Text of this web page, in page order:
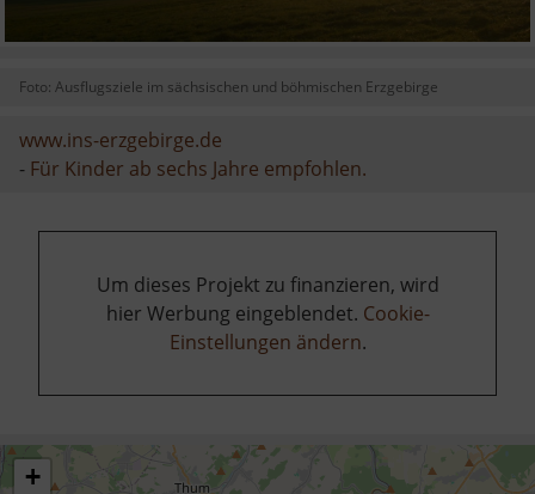
Foto: Ausflugsziele im sächsischen und böhmischen Erzgebirge
www.ins-erzgebirge.de
- Für Kinder ab sechs Jahre empfohlen.
Um dieses Projekt zu finanzieren, wird
hier Werbung eingeblendet. Cookie-
Einstellungen ändern.
+